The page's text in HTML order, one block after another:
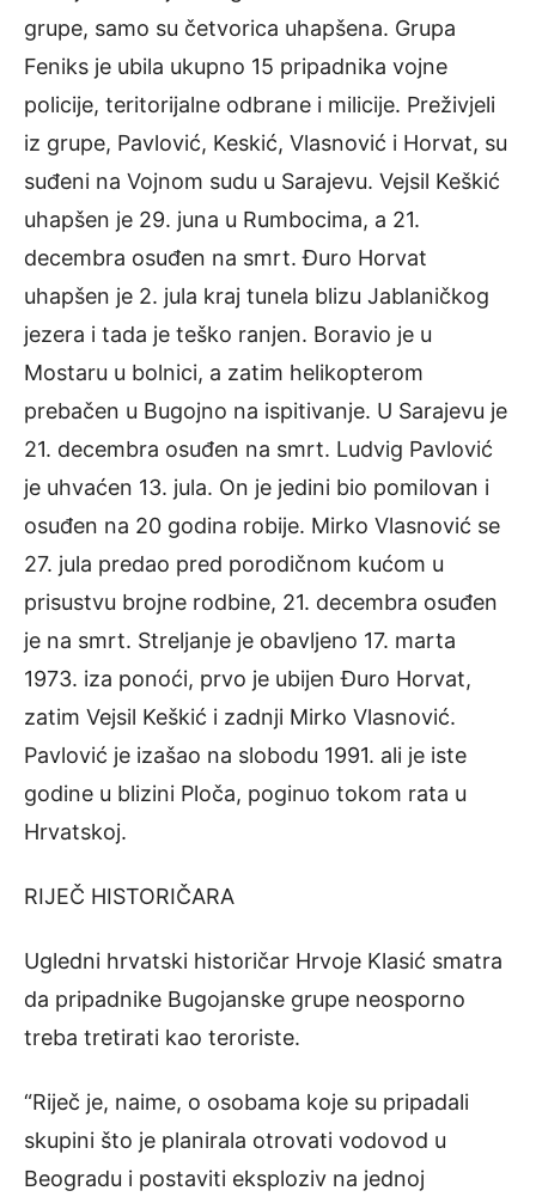
grupe, samo su četvorica uhapšena. Grupa
Feniks je ubila ukupno 15 pripadnika vojne
policije, teritorijalne odbrane i milicije. Preživjeli
iz grupe, Pavlović, Keskić, Vlasnović i Horvat, su
suđeni na Vojnom sudu u Sarajevu. Vejsil Keškić
uhapšen je 29. juna u Rumbocima, a 21.
decembra osuđen na smrt. Đuro Horvat
uhapšen je 2. jula kraj tunela blizu Jablaničkog
jezera i tada je teško ranjen. Boravio je u
Mostaru u bolnici, a zatim helikopterom
prebačen u Bugojno na ispitivanje. U Sarajevu je
21. decembra osuđen na smrt. Ludvig Pavlović
je uhvaćen 13. jula. On je jedini bio pomilovan i
osuđen na 20 godina robije. Mirko Vlasnović se
27. jula predao pred porodičnom kućom u
prisustvu brojne rodbine, 21. decembra osuđen
je na smrt. Streljanje je obavljeno 17. marta
1973. iza ponoći, prvo je ubijen Đuro Horvat,
zatim Vejsil Keškić i zadnji Mirko Vlasnović.
Pavlović je izašao na slobodu 1991. ali je iste
godine u blizini Ploča, poginuo tokom rata u
Hrvatskoj.
RIJEČ HISTORIČARA
Ugledni hrvatski historičar Hrvoje Klasić smatra
da pripadnike Bugojanske grupe neosporno
treba tretirati kao teroriste.
“Riječ je, naime, o osobama koje su pripadali
skupini što je planirala otrovati vodovod u
Beogradu i postaviti eksploziv na jednoj